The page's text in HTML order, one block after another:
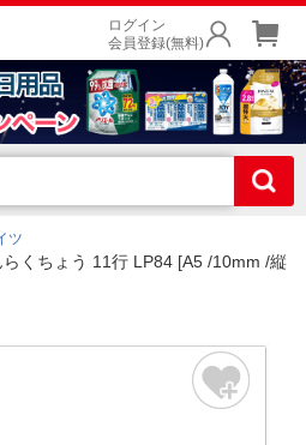
ログイン
会員登録(無料)
ツ
くちょう 11行 LP84 [A5 /10mm /縦